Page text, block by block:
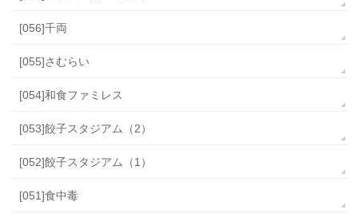
[056]千両
[055]さむらい
[054]和食ファミレス
[053]餃子スタジアム（2）
[052]餃子スタジアム（1）
[051]食中毒